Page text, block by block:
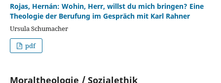
Rojas, Hernán: Wohin, Herr, willst du mich bringen? Eine
Theologie der Berufung im Gespräch mit Karl Rahner
Ursula Schumacher
pdf
Moraltheologie / Sozialethik